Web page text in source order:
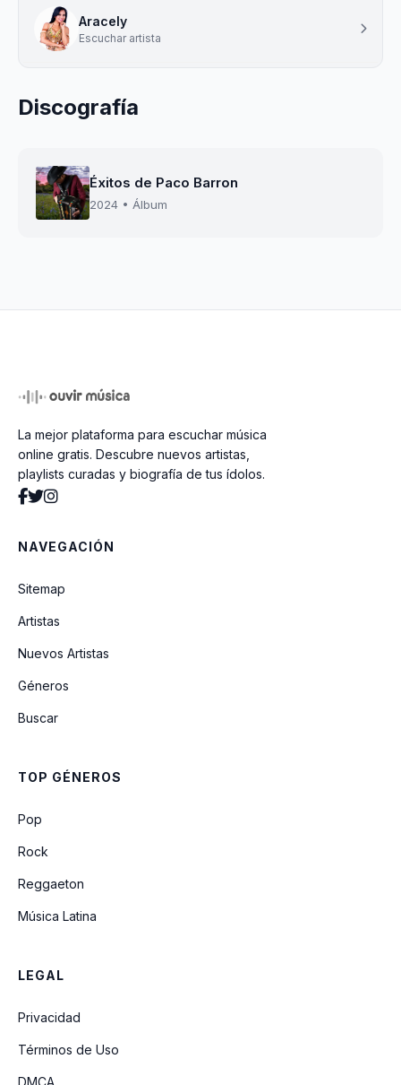
Aracely
Escuchar artista
Discografía
Éxitos de Paco Barron
2024 • Álbum
La mejor plataforma para escuchar música
online gratis. Descubre nuevos artistas,
playlists curadas y biografía de tus ídolos.
NAVEGACIÓN
Sitemap
Artistas
Nuevos Artistas
Géneros
Buscar
TOP GÉNEROS
Pop
Rock
Reggaeton
Música Latina
LEGAL
Privacidad
Términos de Uso
DMCA